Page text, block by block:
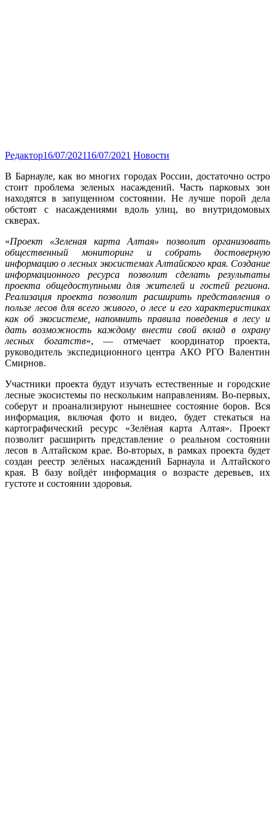
Редактор16/07/202116/07/2021 Новости
В Барнауле, как во многих городах России, достаточно остро
стоит проблема зеленых насаждений. Часть парковых зон
находятся в запущенном состоянии. Не лучше порой дела
обстоят с насаждениями вдоль улиц, во внутридомовых
скверах.
«Проект «Зеленая карта Алтая» позволит организовать
общественный мониторинг и собрать достоверную
информацию о лесных экосистемах Алтайского края. Создание
информационного ресурса позволит сделать результаты
проекта общедоступными для жителей и гостей региона.
Реализация проекта позволит расширить представления о
пользе лесов для всего живого, о лесе и его характеристиках
как об экосистеме, напомнить правила поведения в лесу и
дать возможность каждому внести свой вклад в охрану
лесных богатств», — отмечает координатор проекта,
руководитель экспедиционного центра АКО РГО Валентин
Смирнов.
Участники проекта будут изучать естественные и городские
лесные экосистемы по нескольким направлениям. Во-первых,
соберут и проанализируют нынешнее состояние боров. Вся
информация, включая фото и видео, будет стекаться на
картографический ресурс «Зелёная карта Алтая». Проект
позволит расширить представление о реальном состоянии
лесов в Алтайском крае. Во-вторых, в рамках проекта будет
создан реестр зелёных насаждений Барнаула и Алтайского
края. В базу войдёт информация о возрасте деревьев, их
густоте и состоянии здоровья.